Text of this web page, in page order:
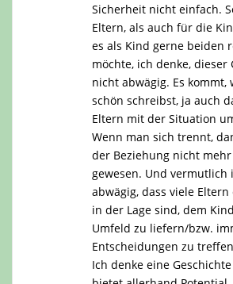
Sicherheit nicht einfach.
Eltern, als auch für die
es als Kind gerne beiden
möchte, ich denke, dieser
nicht abwägig. Es kommt,
schön schreibst, ja auch
Eltern mit der Situation
Wenn man sich trennt,
der Beziehung nicht
gewesen. Und vermutlich
abwägig, dass viele
in der Lage sind, dem
Umfeld zu liefern/bzw.
Entscheidungen zu
Ich denke eine